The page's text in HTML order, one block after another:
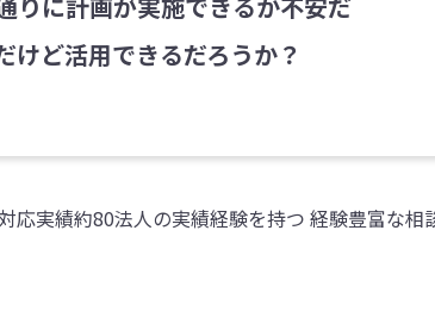
けど活用できるだろうか？
応実績約80法人の実績経験を持つ 経験豊富な